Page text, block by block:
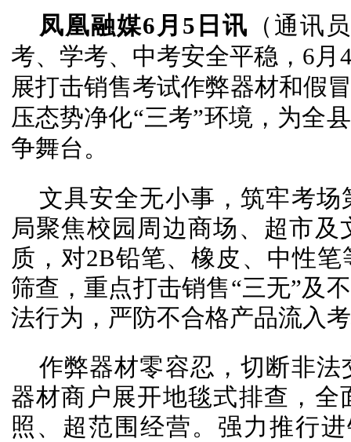
凤凰融媒6月5日讯 （通讯
考、学考、中考安全平稳，6
展打击销售考试作弊器材和假
压态势净化“三考”环境，为全
争舞台。
文具安全无小事，筑牢考场
局聚焦校园周边商场、超市
质，对2B铅笔、橡皮、中性
筛查，重点打击销售“三无”及
法行为，严防不合格产品流入
作弊器材零容忍，切断非
器材商户展开地毯式排查，
照、超范围经营。强力推行